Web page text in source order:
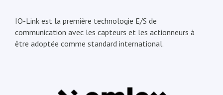
IO-Link est la première technologie E/S de
communication avec les capteurs et les actionneurs à
être adoptée comme standard international.